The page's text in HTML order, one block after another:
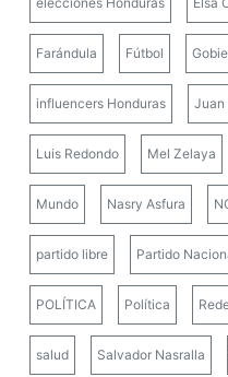
Farándula Fútbol
influencers Honduras Juan
Luis Redondo Mel Zelaya
Mundo Nasry Asfura
partido libre Partido
POLÍTICA Política
salud Salvador Nasralla